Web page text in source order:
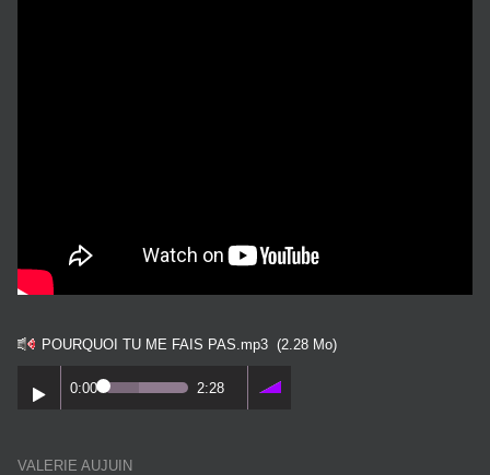
POURQUOI TU ME FAIS PAS.mp3 (2.28 Mo)
0:00 2:28
VALERIE AUJUIN